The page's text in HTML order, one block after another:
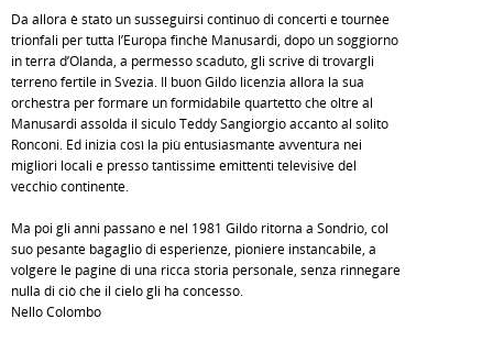
Da allora è stato un susseguirsi continuo di concerti e tournèe
trionfali per tutta l’Europa finchè Manusardi, dopo un soggiorno
in terra d’Olanda, a permesso scaduto, gli scrive di trovargli
terreno fertile in Svezia. Il buon Gildo licenzia allora la sua
orchestra per formare un formidabile quartetto che oltre al
Manusardi assolda il siculo Teddy Sangiorgio accanto al solito
Ronconi. Ed inizia così la più entusiasmante avventura nei
migliori locali e presso tantissime emittenti televisive del
vecchio continente.
Ma poi gli anni passano e nel 1981 Gildo ritorna a Sondrio, col
suo pesante bagaglio di esperienze, pioniere instancabile, a
volgere le pagine di una ricca storia personale, senza rinnegare
nulla di ciò che il cielo gli ha concesso.
Nello Colombo